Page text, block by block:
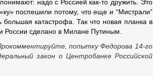
надо с Россией как-то дружить. Это
поспешили потому, что еще и “Мистрали”
катастрофа. Так что новая планка в
России сделано в Милане Путиным.
попытку Федорова 14-го
закон о Центробанке Российской